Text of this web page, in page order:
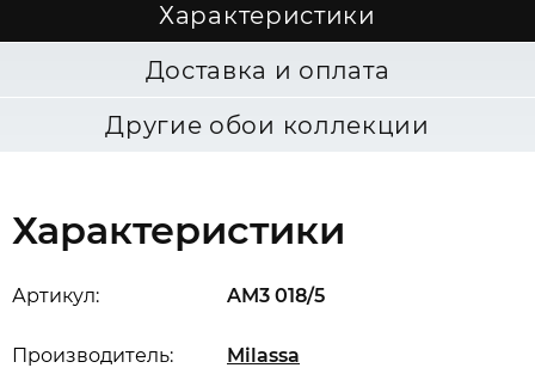
Характеристики
Доставка и оплата
Другие обои коллекции
Характеристики
Артикул: AM3 018/5
Производитель: Milassa